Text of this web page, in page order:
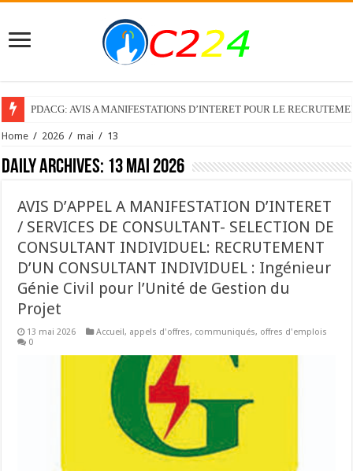
PDACG: AVIS A MANIFESTATIONS D’INTERET POUR LE
Home / 2026 / mai / 13
Daily Archives: 13 mai 2026
AVIS D’APPEL A MANIFESTATION D’INTERET
/ SERVICES DE CONSULTANT- SELECTION DE
CONSULTANT INDIVIDUEL: RECRUTEMENT
D’UN CONSULTANT INDIVIDUEL : Ingénieur
Génie Civil pour l’Unité de Gestion du
Projet
13 mai 2026 Accueil, appels d'offres, communiqués, offres d'emplois
0